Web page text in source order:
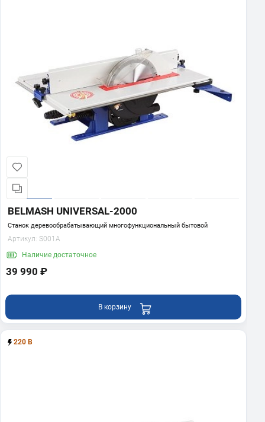
BELMASH UNIVERSAL-2000
Станок деревообрабатывающий многофункциональный бытовой
Артикул: S001A
Наличие достаточное
39 990 ₽
В корзину
220 В